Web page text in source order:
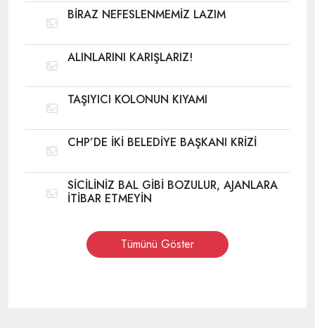
BİRAZ NEFESLENMEMİZ LAZIM
ALINLARINI KARIŞLARIZ!
TAŞIYICI KOLONUN KIYAMI
CHP’DE İKİ BELEDİYE BAŞKANI KRİZİ
SİCİLİNİZ BAL GİBİ BOZULUR, AJANLARA
İTİBAR ETMEYİN
Tümünü Göster